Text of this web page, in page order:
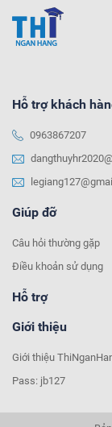
Hỗ trợ khách
0963867207
Giúp đỡ
Câu hỏi thường gặp
Điều khoản sử dụng
Hỗ trợ
Giới thiệu
Giới thiệu
Pass: jb127